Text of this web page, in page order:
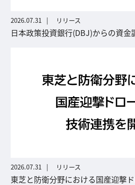
2026.07.31 リリース
日本政策投資銀行(DBJ)からの資金
2026.07.31 リリース
東芝と防衛分野における国産迎撃